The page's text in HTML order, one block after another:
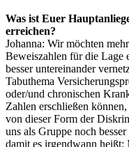
Was ist Euer
erreichen?
Johanna: Wir möchten
Beweiszahlen für die Lage
besser untereinander
Tabuthema
oder/und chronischen
Zahlen erschließen
von dieser Form der
uns als Gruppe noch
damit es irgendwann